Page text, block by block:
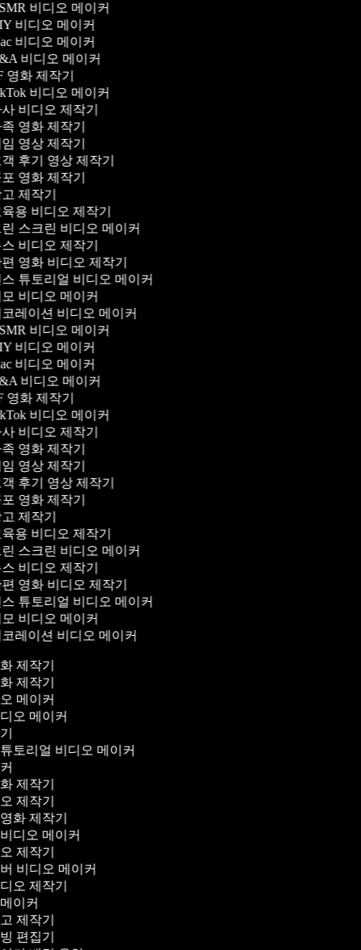
비디오 메이커
비디오 메이커
비디오 메이커
비디오 메이커
영화 제작기
비디오 메이커
비디오 제작기
영화 제작기
영상 제작기
후기 영상 제작기
영화 제작기
제작기
용 비디오 제작기
스크린 비디오 메이커
비디오 제작기
영화 비디오 제작기
튜토리얼 비디오 메이커
비디오 메이커
레이션 비디오 메이커
비디오 메이커
비디오 메이커
비디오 메이커
비디오 메이커
영화 제작기
비디오 메이커
비디오 제작기
영화 제작기
영상 제작기
후기 영상 제작기
영화 제작기
제작기
용 비디오 제작기
스크린 비디오 메이커
비디오 제작기
영화 비디오 제작기
튜토리얼 비디오 메이커
비디오 메이커
레이션 비디오 메이커
제작기
제작기
메이커
오 메이커
튜토리얼 비디오 메이커
제작기
제작기
화 제작기
비디오 메이커
제작기
버 비디오 메이커
오 제작기
이커
제작기
편집기